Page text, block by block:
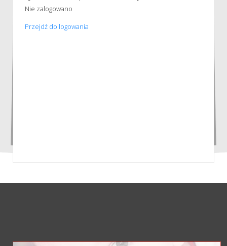
Nie zalogowano
Przejdź do logowania